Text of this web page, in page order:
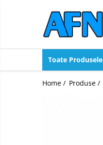
Toate Produsele
Compresoare industriale
Compresoare OilFree Scroll
Toate Produsele
Home / Produse /